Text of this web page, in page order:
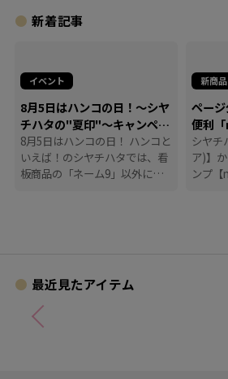
新着記事
イベント
8月5日はハンコの日！～シヤ
チハタの"夏印"～キャンペー
ン
8月5日はハンコの日！ ハンコと
いえば！のシヤチハタでは、看
板商品の「ネーム9」以外に
新商品
ペー
便利
ライ
シヤチ
ア)】
ンプ
最近見たアイテム